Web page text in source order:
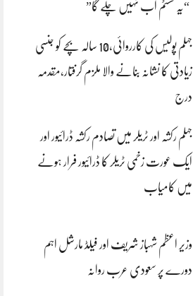
“یہ سسٹم اب نہیں چلے گا”
جہلم پولیس کی کارروائی،10 سالہ بچے کو جنسی
زیادتی کا نشانہ بنانے والا ملزم گرفتار،مقدمہ
درج
جہلم رکشہ اور ٹریلر میں تصادم رکشہ ڈرائیور اور
ایک عورت زخمی ٹریلر کا ڈرائیور فرار ہونے
میں کامیاب
وزیر اعظم شہباز شریف اور فیلڈ مارشل اہم
دورے پر سعودی عرب روانہ